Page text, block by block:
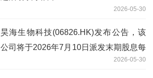
2026-05-30
昊海生物科技(06826.HK)发布公告，该
公司将于2026年7月10日派发末期股息每
2026-05-30